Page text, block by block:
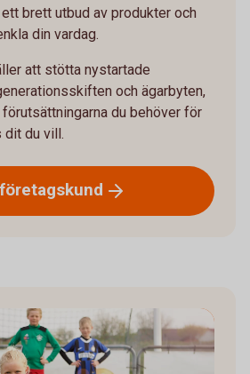
brett utbud av produkter och
din vardag.
att stötta nystartade
och ägarbyten,
du behöver för
du vill.
företagskund